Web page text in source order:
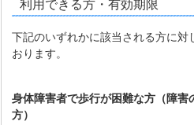
利用できる方・有効期限
下記のいずれかに該当される方に対
おります。
身体障害者で歩行が困難な方（障害
方）